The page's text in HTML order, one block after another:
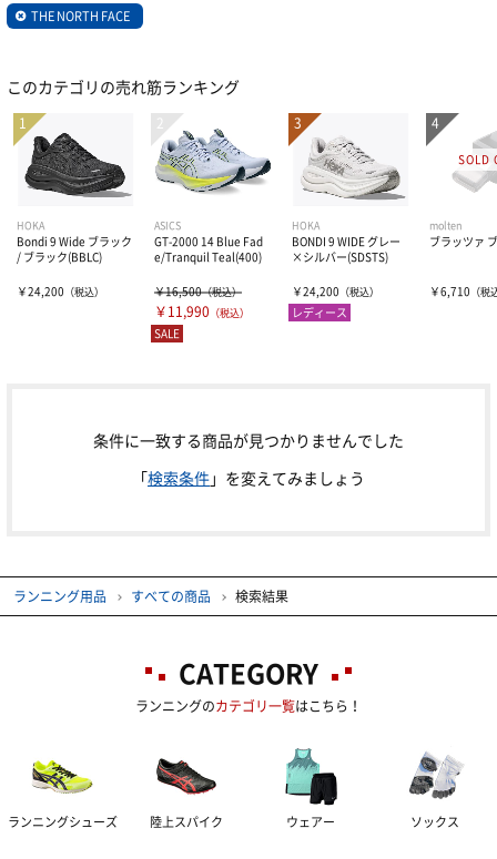
ジュニアサイズ
ウォーク＆ジョギング
スローRUN（安全クッション)
スピードRUN (軽量・反発)
長距離用スパイク
投てき用シューズ
スパイクピン
メンズウェアー
レディスウェアー
ソックス
ランニングソックス
5本指ソックス
キャップ
グローブ
アーム・レッグカバー
インナーウェア―
レディスインナー
ビタミン・ミネラル
ひじ・手首・指用サポーター
テーピング
NIKE ランキャップ
THE NORTH FACE
このカテゴリの売れ筋ランキング
HOKA
Bondi 9 Wide ブラック
/ ブラック(BBLC)
￥24,200 （税込）
ASICS
GT-2000 14 Blue Fad
e/Tranquil Teal(400)
￥16,500（税込）
￥11,990 （税込）
SALE
HOKA
BONDI 9 WIDE グレー
×シルバー(SDSTS)
￥24,200 （税込）
レディース
molten
ブラッツァ
￥6,710 （税
条件に一致する商品が見つかりませんでした
「 検索条件 」を変えてみましょう
ランニング用品 すべての商品 検索結果
CATEGORY
ランニングのカテゴリ一覧はこちら！
ランニングシューズ 陸上スパイク ウェアー ソックス